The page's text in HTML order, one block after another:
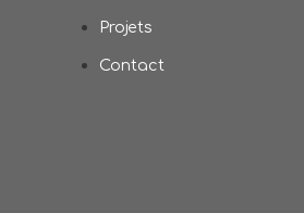
Projets
Contact